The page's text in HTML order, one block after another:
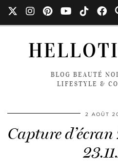
BLOG BEAUTÉ
LIFESTYLE &
2 AOÛT
Capture